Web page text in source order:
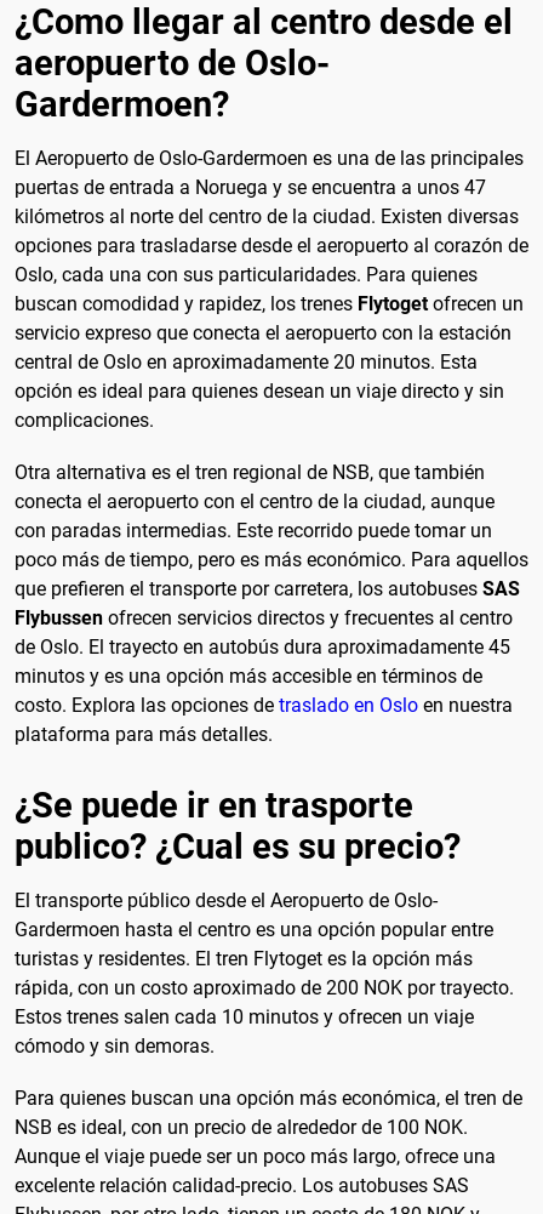
¿Como llegar al centro desde el
aeropuerto de Oslo-
Gardermoen?
El Aeropuerto de Oslo-Gardermoen es una de las principales
puertas de entrada a Noruega y se encuentra a unos 47
kilómetros al norte del centro de la ciudad. Existen diversas
opciones para trasladarse desde el aeropuerto al corazón de
Oslo, cada una con sus particularidades. Para quienes
buscan comodidad y rapidez, los trenes Flytogetofrecen un
servicio expreso que conecta el aeropuerto con la estación
central de Oslo en aproximadamente 20 minutos. Esta
opción es ideal para quienes desean un viaje directo y sin
complicaciones.
Otra alternativa es el tren regional de NSB, que también
conecta el aeropuerto con el centro de la ciudad, aunque
con paradas intermedias. Este recorrido puede tomar un
poco más de tiempo, pero es más económico. Para aquellos
que prefieren el transporte por carretera, los autobuses SAS
Flybussen ofrecen servicios directos y frecuentes al centro
de Oslo. El trayecto en autobús dura aproximadamente 45
minutos y es una opción más accesible en términos de
costo. Explora las opciones de traslado en Oslo en nuestra
plataforma para más detalles.
¿Se puede ir en trasporte
publico? ¿Cual es su precio?
El transporte público desde el Aeropuerto de Oslo-
Gardermoen hasta el centro es una opción popular entre
turistas y residentes. El tren Flytoget es la opción más
rápida, con un costo aproximado de 200 NOK por trayecto.
Estos trenes salen cada 10 minutos y ofrecen un viaje
cómodo y sin demoras.
Para quienes buscan una opción más económica, el tren de
NSB es ideal, con un precio de alrededor de 100 NOK.
Aunque el viaje puede ser un poco más largo, ofrece una
excelente relación calidad-precio. Los autobuses SAS